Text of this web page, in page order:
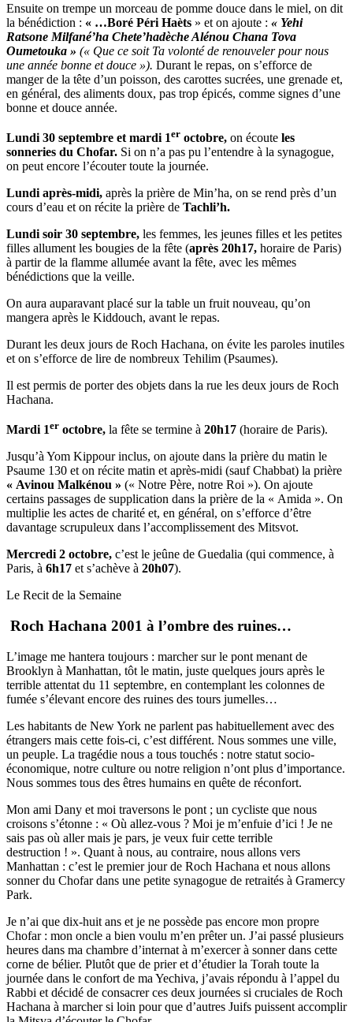
Ensuite on trempe un morceau de pomme douce dans le miel, on dit
la bénédiction : « …Boré Péri Haèts » et on ajoute : « Yehi
Ratsone Milfané’ha Chete’hadèche Alénou Chana Tova
Oumetouka » (« Que ce soit Ta volonté de renouveler pour nous
une année bonne et douce »). Durant le repas, on s’efforce de
manger de la tête d’un poisson, des carottes sucrées, une grenade et,
en général, des aliments doux, pas trop épicés, comme signes d’une
bonne et douce année.
Lundi 30 septembre et mardi 1er octobre, on écoute les
sonneries du Chofar. Si on n’a pas pu l’entendre à la synagogue,
on peut encore l’écouter toute la journée.
Lundi après-midi, après la prière de Min’ha, on se rend près d’un
cours d’eau et on récite la prière de Tachli’h.
Lundi soir 30 septembre, les femmes, les jeunes filles et les petites
filles allument les bougies de la fête (après 20h17, horaire de Paris)
à partir de la flamme allumée avant la fête, avec les mêmes
bénédictions que la veille.
On aura auparavant placé sur la table un fruit nouveau, qu’on
mangera après le Kiddouch, avant le repas.
Durant les deux jours de Roch Hachana, on évite les paroles inutiles
et on s’efforce de lire de nombreux Tehilim (Psaumes).
Il est permis de porter des objets dans la rue les deux jours de Roch
Hachana.
Mardi 1er octobre, la fête se termine à 20h17 (horaire de Paris).
Jusqu’à Yom Kippour inclus, on ajoute dans la prière du matin le
Psaume 130 et on récite matin et après-midi (sauf Chabbat) la prière
« Avinou Malkénou » (« Notre Père, notre Roi »). On ajoute
certains passages de supplication dans la prière de la « Amida ». On
multiplie les actes de charité et, en général, on s’efforce d’être
davantage scrupuleux dans l’accomplissement des Mitsvot.
Mercredi 2 octobre, c’est le jeûne de Guedalia (qui commence, à
Paris, à 6h17 et s’achève à 20h07).
Le Recit de la Semaine
Roch Hachana 2001 à l’ombre des ruines…
L’image me hantera toujours : marcher sur le pont menant de
Brooklyn à Manhattan, tôt le matin, juste quelques jours après le
terrible attentat du 11 septembre, en contemplant les colonnes de
fumée s’élevant encore des ruines des tours jumelles…
Les habitants de New York ne parlent pas habituellement avec des
étrangers mais cette fois-ci, c’est différent. Nous sommes une ville,
un peuple. La tragédie nous a tous touchés : notre statut socio-
économique, notre culture ou notre religion n’ont plus d’importance.
Nous sommes tous des êtres humains en quête de réconfort.
Mon ami Dany et moi traversons le pont ; un cycliste que nous
croisons s’étonne : « Où allez-vous ? Moi je m’enfuie d’ici ! Je ne
sais pas où aller mais je pars, je veux fuir cette terrible
destruction ! ». Quant à nous, au contraire, nous allons vers
Manhattan : c’est le premier jour de Roch Hachana et nous allons
sonner du Chofar dans une petite synagogue de retraités à Gramercy
Park.
Je n’ai que dix-huit ans et je ne possède pas encore mon propre
Chofar : mon oncle a bien voulu m’en prêter un. J’ai passé plusieurs
heures dans ma chambre d’internat à m’exercer à sonner dans cette
corne de bélier. Plutôt que de prier et d’étudier la Torah toute la
journée dans le confort de ma Yechiva, j’avais répondu à l’appel du
Rabbi et décidé de consacrer ces deux journées si cruciales de Roch
Hachana à marcher si loin pour que d’autres Juifs puissent accomplir